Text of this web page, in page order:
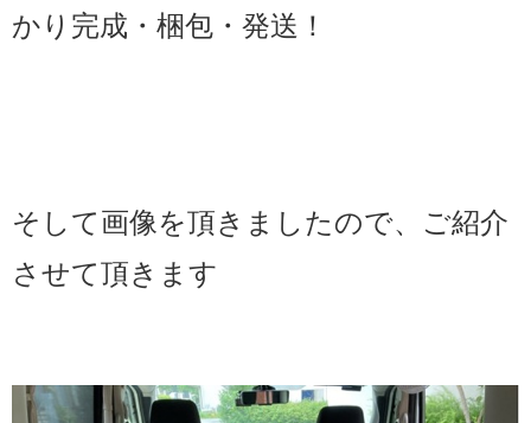
かり完成・梱包・発送！
そして画像を頂きましたので、ご紹介
させて頂きます